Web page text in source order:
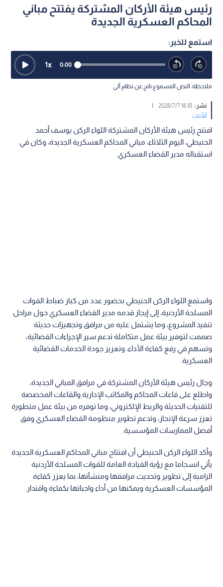
رئيس هيئة الأركان المشتركة يفتتح مباني
المحاكم العسكرية الجديدة
استمع للخبر:
0:00
1x
ملاحظة: النص المسموع ناتج عن نظام آلي
نشر :16:18 2026/7/7
|
الأردن
افتتح رئيس هيئة الأركان المشتركة اللواء الركن يوسف أحمد
الحنيطي، اليوم الثلاثاء، مباني المحاكم العسكرية الجديدة، وكان في
استقباله مدير القضاء العسكري.
واستمع اللواء الركن الحنيطي بحضور عدد من كبار ضباط القوات
المسلحة الأردنية، إلى إيجاز قدمه مدير القضاء العسكري حول مراحل
تنفيذ المشروع، وما يشتمل عليه من مرافق وتجهيزات حديثة
صممت لتوفير بيئة عمل متكاملة تدعم سير الإجراءات القضائية،
وتسهم في رفع كفاءة الأداء، وتعزيز جودة الخدمات القضائية
العسكرية.
وجال رئيس هيئة الأركان المشتركة في مرافق المباني الجديدة،
واطلع على قاعات المحاكم والمكاتب الإدارية والقاعات المخصصة
للتقنيات الحديثة والربط الإلكتروني، وما توفره من بيئة عمل متطورة
تعزز سرعة الإنجاز، وتدعم تطوير منظومة القضاء العسكري وفق
أفضل الممارسات المؤسسية.
وأكد اللواء الركن الحنيطي أن افتتاح مباني المحاكم العسكرية الجديدة
يأتي انسجاما مع رؤية القيادة العامة للقوات المسلحة الأردنية
الرامية إلى تطوير وتحديث مرافقها ومنشآتها، بما يعزز كفاءة
المؤسسات العسكرية ويمكنها من أداء واجباتها بكفاءة واقتدار.